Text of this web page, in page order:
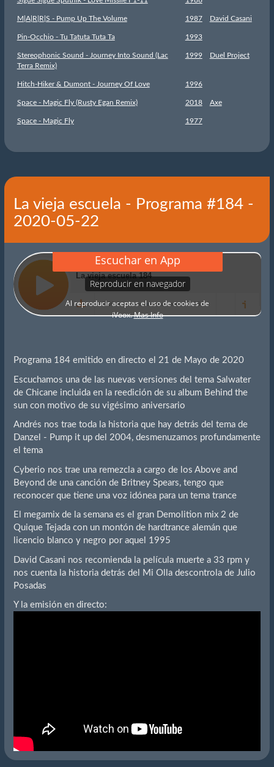
M|A|R|R|S - Pump Up The Volume 1987 David Casani
Pin-Occhio - Tu Tatuta Tuta Ta 1993
Stereophonic Sound - Journey Into Sound (Lac
Terra Remix)
1999 Duel Project
Hitch-Hiker & Dumont - Journey Of Love 1996
Space - Magic Fly (Rusty Egan Remix) 2018 Axe
Space - Magic Fly 1977
La vieja escuela - Programa #184 -
2020-05-22
Programa 184 emitido en directo el 21 de Mayo de 2020
Escuchamos una de las nuevas versiones del tema Salwater
de Chicane incluida en la reedición de su album Behind the
sun con motivo de su vigésimo aniversario
Andrés nos trae toda la historia que hay detrás del tema de
Danzel - Pump it up del 2004, desmenuzamos profundamente
el tema
Cyberio nos trae una remezcla a cargo de los Above and
Beyond de una canción de Britney Spears, tengo que
reconocer que tiene una voz idónea para un tema trance
El megamix de la semana es el gran Demolition mix 2 de
Quique Tejada con un montón de hardtrance alemán que
licencio blanco y negro por aquel 1995
David Casani nos recomienda la película muerte a 33 rpm y
nos cuenta la historia detrás del Mi Olla descontrola de Julio
Posadas
Y la emisión en directo: